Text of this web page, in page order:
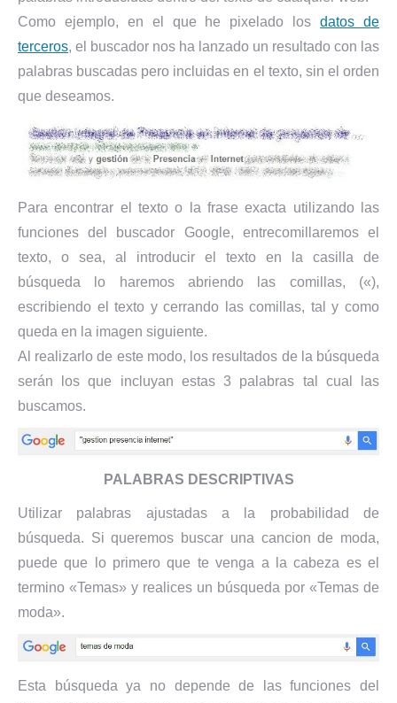
Como ejemplo, en el que he pixelado losdatos de
terceros, el buscador nos ha lanzado un resultado con las
palabras buscadas pero incluidas en el texto, sin el orden
que deseamos.
Para encontrar el texto o la frase exacta utilizando las
funciones del buscador Google, entrecomillaremos el
texto, o sea, al introducir el texto en la casilla de
búsqueda lo haremos abriendo las comillas, («),
escribiendo el texto y cerrando las comillas, tal y como
queda en la imagen siguiente.
Al realizarlo de este modo, los resultados de la búsqueda
serán los que incluyan estas 3 palabras tal cual las
buscamos.
PALABRAS DESCRIPTIVAS
Utilizar palabras ajustadas a la probabilidad de
búsqueda. Si queremos buscar una cancion de moda,
puede que lo primero que te venga a la cabeza es el
termino «Temas» y realices un búsqueda por «Temas de
moda».
Esta búsqueda ya no depende de las funciones del